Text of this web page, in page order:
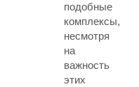
подобные
комплексы,
несмотря
на
важность
этих